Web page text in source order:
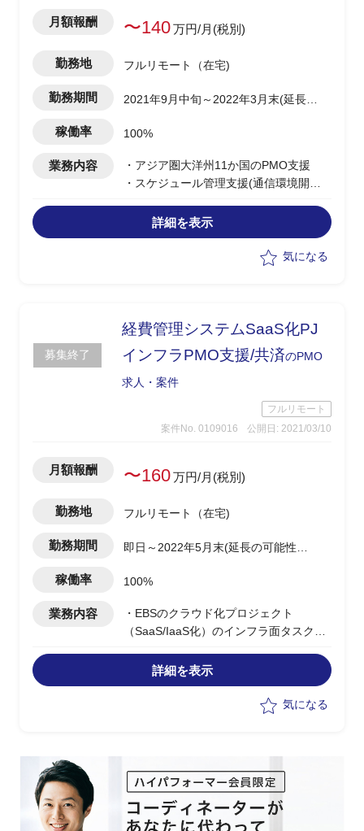
月額報酬 〜140万円/月(税別)
勤務地 フルリモート（在宅)
勤務期間
2021年9月中旬～2022年3月末(延長の
稼働率 100%
業務内容
・アジア圏大洋州11か国のPMO支援
・スケジュール管理支援(通信環境開発
・通信課題対応（論点整理/対応方針検
討/資料作成）
・関連する定例会の進行支援
詳細を表示
気になる
募集終了
経費管理システムSaaS化PJ
インフラPMO支援/共済のPMO
求人・案件
フルリモート
案件No. 0109016
公開日: 2021/03/10
月額報酬 〜160万円/月(税別)
勤務地 フルリモート（在宅)
勤務期間
即日～2022年5月末(延長の可能性あ
稼働率 100%
業務内容
・EBSのクラウド化プロジェクト
（SaaS/IaaS化）のインフラ面タスク支
・ネットワーク/セキュリティ/インタフ
ェース等の取りまとめ
詳細を表示
気になる